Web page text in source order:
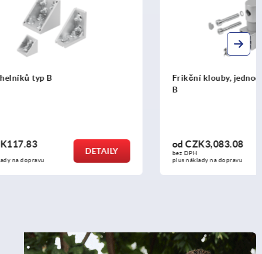
Frikční klouby, jednoduché, 45/45 typ
CZK3,083.08
bez DPH
plus náklady na dopravu
DETAILY